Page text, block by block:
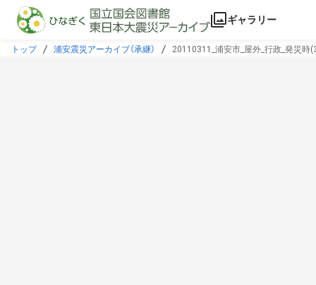
本文に飛ぶ
ギャラリー
トップ 浦安震災アーカイブ（承継） 20110311_浦安市_屋外_行政_発災時